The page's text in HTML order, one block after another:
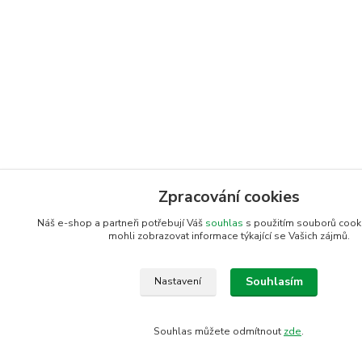
Zpracování cookies
Náš e-shop a partneři potřebují Váš souhlas s použitím souborů
mohli zobrazovat informace týkající se Vašich zájmů.
Nastavení Souhlasím
Souhlas můžete odmítnout zde.